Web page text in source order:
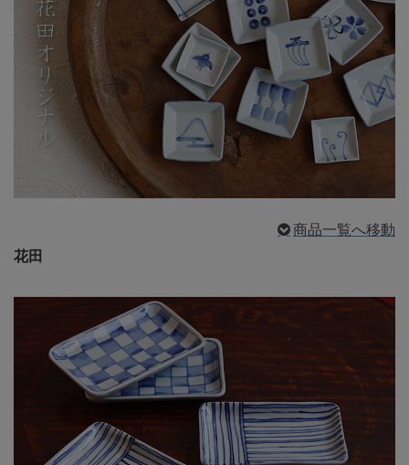
商品一覧へ移動
花田